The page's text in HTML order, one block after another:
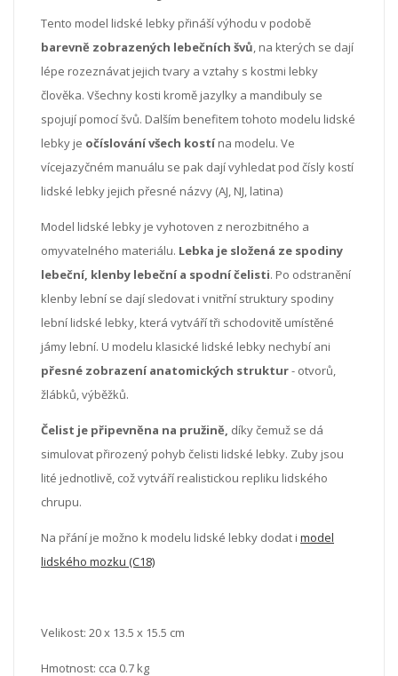
Tento model lidské lebky přináší výhodu v podobě
barevně zobrazených lebečních švů, na kterých se dají
lépe rozeznávat jejich tvary a vztahy s kostmi lebky
člověka. Všechny kosti kromě jazylky a mandibuly se
spojují pomocí švů. Dalším benefitem tohoto modelu lidské
lebky je očíslování všech kostína modelu. Ve
vícejazyčném manuálu se pak dají vyhledat pod čísly kostí
lidské lebky jejich přesné názvy (AJ, NJ, latina)
Model lidské lebky je vyhotoven z nerozbitného a
omyvatelného materiálu. Lebka je složená ze spodiny
lebeční, klenby lebeční a spodní čelisti. Po odstranění
klenby lební se dají sledovat i vnitřní struktury spodiny
lební lidské lebky, která vytváří tři schodovitě umístěné
jámy lební. U modelu klasické lidské lebky nechybí ani
přesné zobrazení anatomických struktur- otvorů,
žlábků, výběžků.
Čelist je připevněna na pružině, díky čemuž se dá
simulovat přirozený pohyb čelisti lidské lebky. Zuby jsou
lité jednotlivě, což vytváří realistickou repliku lidského
chrupu.
Na přání je možno k modelu lidské lebky dodat i model
lidského mozku (C18)
Velikost: 20 x 13.5 x 15.5 cm
Hmotnost: cca 0.7 kg